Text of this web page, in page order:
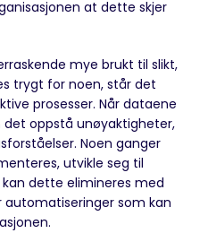
at dette skjer
mye brukt til slikt,
trygt for noen, står det
prosesser. Når dataene
det oppstå unøyaktigheter,
Noen ganger
utvikle seg til
dette elimineres med
automatiseringer som kan